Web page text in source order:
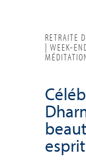
RETRAITE
| WEEK-